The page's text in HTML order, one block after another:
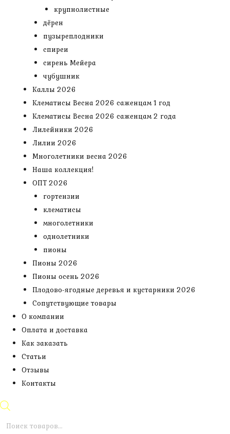
крупнолистные
дёрен
пузыреплодники
спиреи
сирень Мейера
чубушник
Каллы 2026
Клематисы Весна 2026 саженцам 1 год
Клематисы Весна 2026 саженцам 2 года
Лилейники 2026
Лилии 2026
Многолетники весна 2026
Наша коллекция!
ОПТ 2026
гортензии
клематисы
многолетники
однолетники
пионы
Пионы 2026
Пионы осень 2026
Плодово-ягодные деревья и кустарники 2026
Сопутствующие товары
О компании
Оплата и доставка
Как заказать
Статьи
Отзывы
Контакты
Поиск